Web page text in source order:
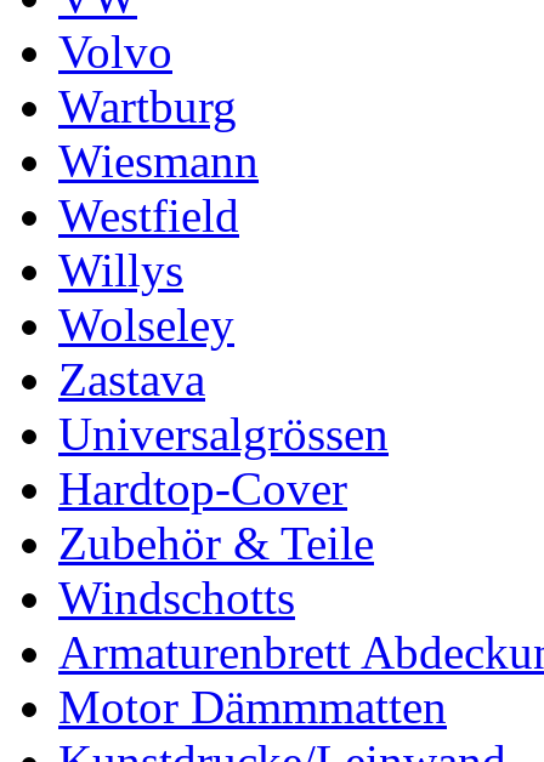
Volvo
Wartburg
Wiesmann
Westfield
Willys
Wolseley
Zastava
Universalgrössen
Hardtop-Cover
Zubehör & Teile
Windschotts
Armaturenbrett
Motor Dämmmatten